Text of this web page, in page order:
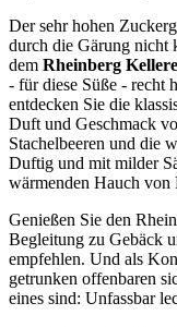
Der sehr hohen
durch die Gärung nicht
dem Rheinberg
- für diese Süße - recht
entdecken Sie die
Duft und Geschmack
Stachelbeeren und die
Duftig und mit milder
wärmenden Hauch von
Genießen Sie den
Begleitung zu Gebäck
empfehlen. Und als
getrunken offenbaren
eines sind: Unfassbar